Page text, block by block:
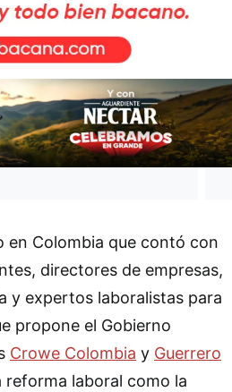
en Colombia que contó con
directores de empresas,
y expertos laboralistas para
propone el Gobierno
Crowe Colombia y Guerrero
reforma laboral como la